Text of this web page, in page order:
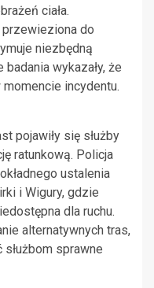
ciała.
do
niezbędną
wykazały, że
incydentu.
pojawiły się służby
ratunkową. Policja
ustalenia
i Wigury, gdzie
dla ruchu.
alternatywnych tras,
sprawne